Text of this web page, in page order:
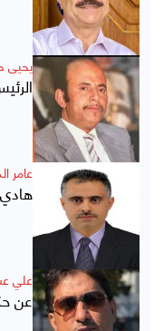
يحيى
عامر
علي
عن